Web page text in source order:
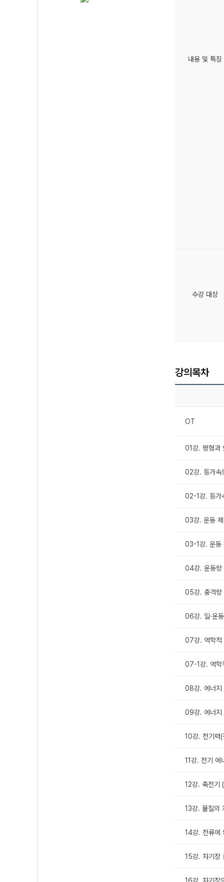
내용 및 특징
수강 대상
강의목차
OT
01강. 평형과
02강. 등가속
02-1강. 등가
03강. 운동
03-1강. 운동
04강. 운동량
05강. 충격
06강. 일·운
07강. 역학적
07-1강. 역학
08강. 에너
09강. 에너지
10강. 전기력
11강. 전기
12강. 축전기
13강. 물질의
14강. 전류에
15강. 자기장
16강. 자기장